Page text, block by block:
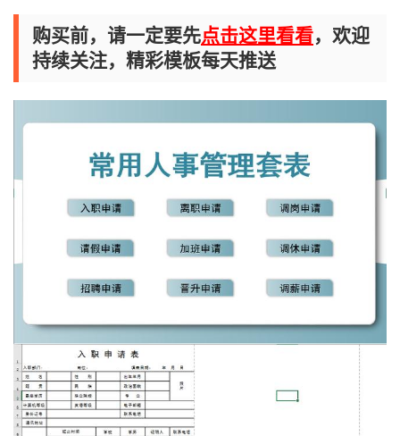
购买前，请一定要先点击这里看看，欢迎
持续关注，精彩模板每天推送